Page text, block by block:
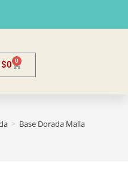
$0 0
> Base Dorada Malla